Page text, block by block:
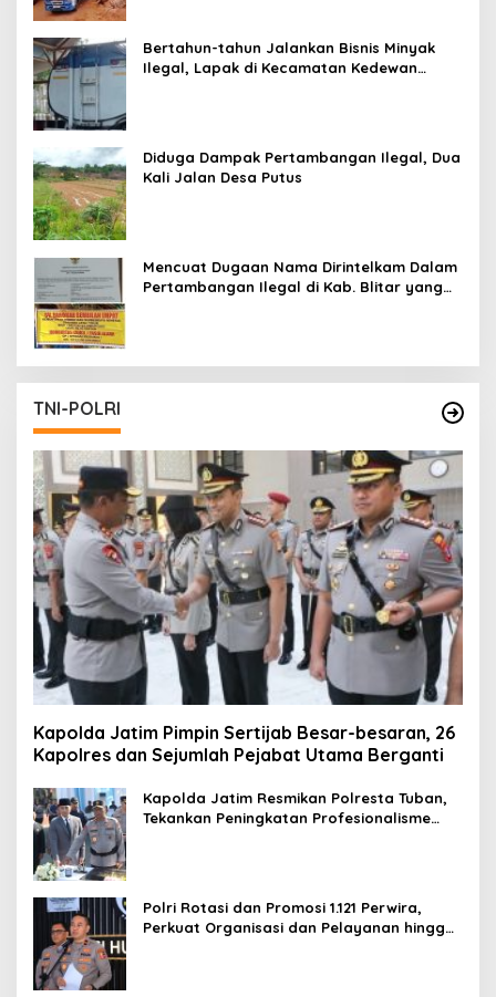
Bertahun-tahun Jalankan Bisnis Minyak
Ilegal, Lapak di Kecamatan Kedewan
Diduga Dampak Pertambangan Ilegal, Dua
Kali Jalan Desa Putus
Mencuat Dugaan Nama Dirintelkam Dalam
Pertambangan Ilegal di Kab. Blitar yang
TNI-POLRI
Kapolda Jatim Pimpin Sertijab Besar-besaran, 26
Kapolres dan Sejumlah Pejabat Utama Berganti
Kapolda Jatim Resmikan Polresta Tuban,
Tekankan Peningkatan Profesionalisme
Polri Rotasi dan Promosi 1.121 Perwira,
Perkuat Organisasi dan Pelayanan hingga